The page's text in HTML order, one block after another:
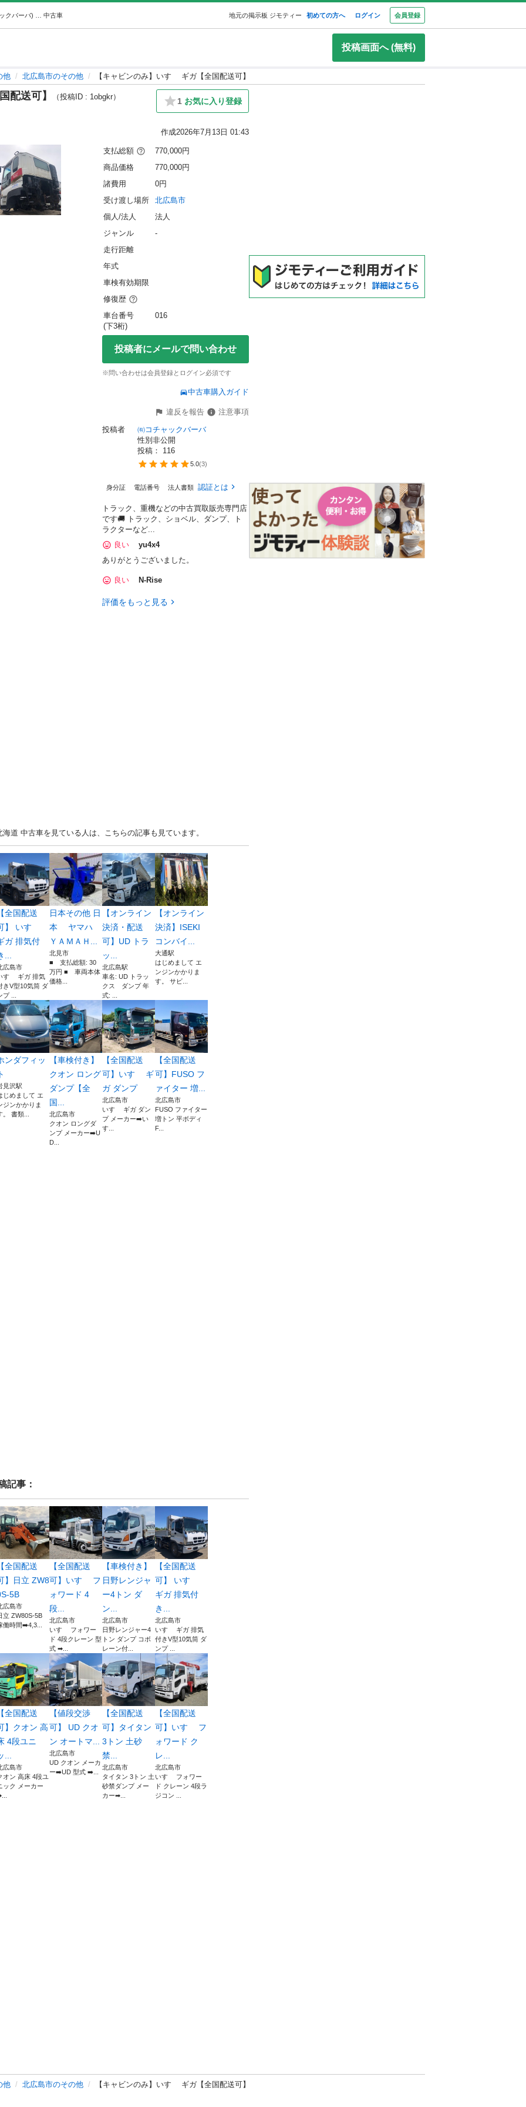
中古車 地元の掲示板 ジモティー 初めての方へ ログイン 会員登録
投稿画面へ (無料)
他 北広島市のその他 【キャビンのみ】いすゞ ギガ【全国配送可】
配送可】 （投稿ID : 1obgkr） 1 お気に入り登録
作成2026年7月13日 01:43
支払総額
770,000円
商品価格
770,000円
諸費用
0円
受け渡し場所
北広島市
個人/法人
法人
ジャンル
-
走行距離
年式
車検有効期限
修復歴
車台番号
(下3桁)
016
投稿者にメールで問い合わせ
※問い合わせは会員登録とログイン必須です
中古車購入ガイド
違反を報告
注意事項
投稿者
㈲コチャックバーバ
性別非公開
投稿： 116
5.0(3)
身分証 電話番号 法人書類 認証とは
トラック、重機などの中古買取販売専門店
です🚚 トラック、ショベル、ダンプ、ト
ラクターなど...
良い
yu4x4
ありがとうございました。
良い N-Rise
評価をもっと見る
道 中古車を見ている人は、こちらの記事も見ています。
【全国配送
】 いすゞ
ガ 排気付
...
広島市
すゞ ギガ 排気
きV型10気筒 ダ
プ ...
日本その他 日
本 ヤマハ
ＹＡＭＡＨ...
北見市
■ 支払総額: 30
万円 ■ 車両本体
価格...
【オンライン
決済・配送
可】UD トラ
ッ...
北広島駅
車名: UD トラッ
クス ダンプ 年
式: ...
【オンライン
決済】ISEKI
コンバイ...
大通駅
はじめまして エ
ンジンかかりま
す。 サビ...
ンダフィッ
ト
見沢駅
じめまして エ
ジンかかりま
。 書類...
【車検付き】
クオン ロング
ダンプ【全
国...
北広島市
クオン ロングダ
ンプ メーカー➡️U
D...
【全国配送
可】いすゞ ギ
ガ ダンプ
北広島市
いすゞ ギガ ダン
プ メーカー➡️い
す...
【全国配送
可】FUSO フ
ァイター 増...
北広島市
FUSO ファイター
増トン 平ボディ
F...
記事：
【全国配送
】日立 ZW8
5B
広島市
立 ZW80S-5B
働時間➡️4,3...
【全国配送
可】いすゞ フ
ォワード 4
段...
北広島市
いすゞ フォワー
ド 4段クレーン 型
式 ➡...
【車検付き】
日野レンジャ
ー4トン ダ
ン...
北広島市
日野レンジャー4
トン ダンプ コボ
レーン付...
【全国配送
可】 いすゞ
ギガ 排気付
き...
北広島市
いすゞ ギガ 排気
付きV型10気筒 ダ
ンプ ...
【全国配送
】クオン 高
4段ユニ
...
広島市
オン 高床 4段ユ
ック メーカー
【値段交渉
可】 UD クオ
ン オートマ...
北広島市
UD クオン メーカ
ー➡️UD 型式 ➡️...
【全国配送
可】タイタン
3トン 土砂
禁...
北広島市
タイタン 3トン 土
砂禁ダンプ メー
カー➡...
【全国配送
可】いすゞ フ
ォワード ク
レ...
北広島市
いすゞ フォワー
ド クレーン 4段ラ
ジコン ...
他 北広島市のその他 【キャビンのみ】いすゞ ギガ【全国配送可】